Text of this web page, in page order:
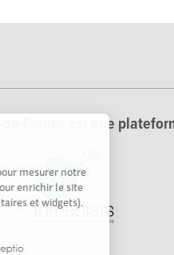
mesurer notre
enrichir le site
et widgets).
de-France est une